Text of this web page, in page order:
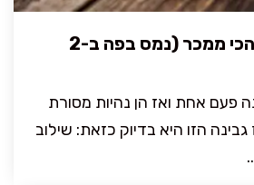
הבראוניז גבינה הכי ממכר (נמס בפה ב-2
פעם אחת ואז הן נהיות מסורת
גבינה הזו היא בדיוק כזאת: שילוב